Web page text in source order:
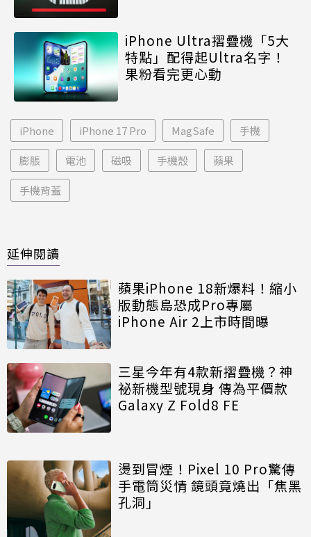
iPhone Ultra摺疊機「5大
特點」配得起Ultra名字！
果粉看完更心動
iPhone iPhone 17 Pro MagSafe 手機
膨脹 電池 磁吸 手機殼 蘋果
手機背蓋
延伸閱讀
蘋果iPhone 18新爆料！縮小
版動態島恐成Pro專屬
iPhone Air 2上市時間曝
三星今年有4款新摺疊機？神
祕新機型號現身 傳為平價款
Galaxy Z Fold8 FE
燙到冒煙！Pixel 10 Pro驚傳
手電筒災情 鏡頭竟燒出「焦黑
孔洞」